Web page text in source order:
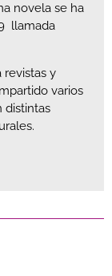
novela se ha
llamada
revistas y
varios
distintas